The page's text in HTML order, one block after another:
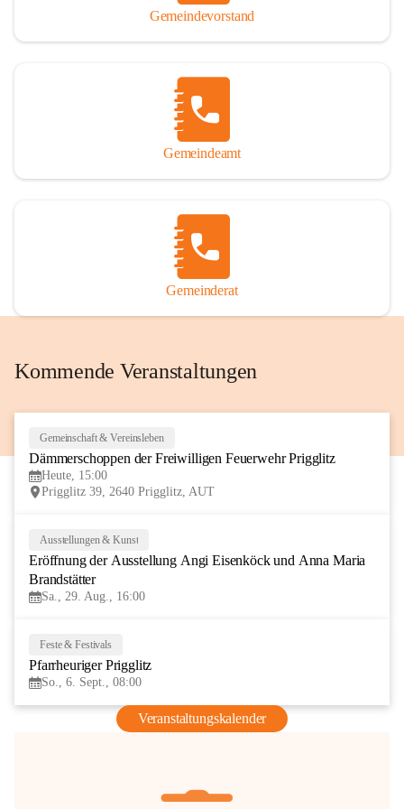
Gemeindevorstand
Gemeindeamt
Gemeinderat
Kommende Veranstaltungen
Gemeinschaft & Vereinsleben
Dämmerschoppen der Freiwilligen Feuerwehr Prigglitz
Heute, 15:00
Prigglitz 39, 2640 Prigglitz, AUT
AUG
Ausstellungen & Kunst
Eröffnung der Ausstellung Angi Eisenköck und Anna Maria
Brandstätter
Sa., 29. Aug., 16:00
Feste & Festivals
Pfarrheuriger Prigglitz
So., 6. Sept., 08:00
Veranstaltungskalender